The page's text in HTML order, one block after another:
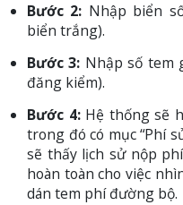
Bước 2: Nhập biển
biển trắng).
Bước 3: Nhập số tem
đăng kiểm).
Bước 4:Hệ thống sẽ
trong đó có mục “Phí
sẽ thấy lịch sử nộp
hoàn toàn cho việc
dán tem phí đường bộ.